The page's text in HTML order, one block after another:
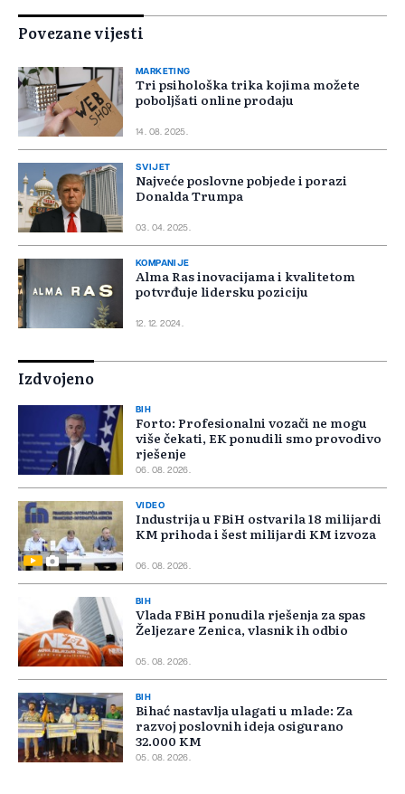
Povezane vijesti
MARKETING
Tri psihološka trika kojima možete
poboljšati online prodaju
14. 08. 2025.
SVIJET
Najveće poslovne pobjede i porazi
Donalda Trumpa
03. 04. 2025.
KOMPANIJE
Alma Ras inovacijama i kvalitetom
potvrđuje lidersku poziciju
12. 12. 2024.
Izdvojeno
BIH
Forto: Profesionalni vozači ne mogu
više čekati, EK ponudili smo provodivo
rješenje
06. 08. 2026.
VIDEO
Industrija u FBiH ostvarila 18 milijardi
KM prihoda i šest milijardi KM izvoza
06. 08. 2026.
BIH
Vlada FBiH ponudila rješenja za spas
Željezare Zenica, vlasnik ih odbio
05. 08. 2026.
BIH
Bihać nastavlja ulagati u mlade: Za
razvoj poslovnih ideja osigurano
32.000 KM
05. 08. 2026.